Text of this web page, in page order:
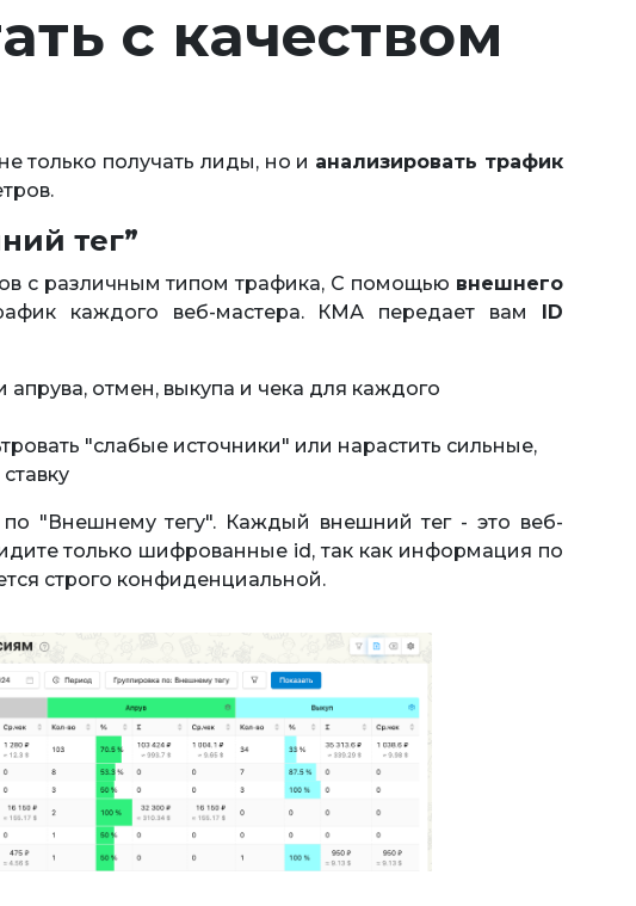
с качеством
только получать лиды, но и анализировать трафик
тег”
с различным типом трафика, С помощью внешнего
каждого веб-мастера. КМА передает вам ID
апрува, отмен, выкупа и чека для каждого
"слабые источники" или нарастить сильные,
"Внешнему тегу". Каждый внешний тег - это веб-
только шифрованные id, так как информация по
строго конфиденциальной.